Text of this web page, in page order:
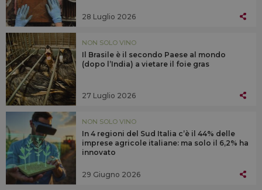
28 Luglio 2026
NON SOLO VINO
Il Brasile è il secondo Paese al mondo
(dopo l’India) a vietare il foie gras
27 Luglio 2026
NON SOLO VINO
In 4 regioni del Sud Italia c’è il 44% delle
imprese agricole italiane: ma solo il 6,2% ha
innovato
29 Giugno 2026